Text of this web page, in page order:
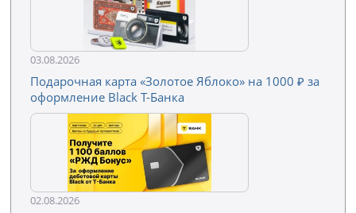
03.08.2026
Подарочная карта «Золотое Яблоко» на 1000 ₽ за
оформление Black Т-Банка
02.08.2026